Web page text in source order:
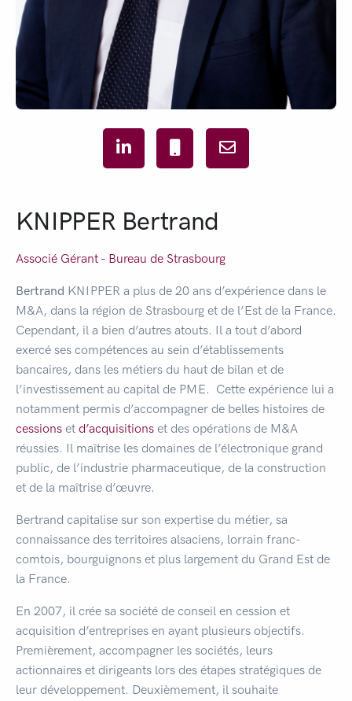
KNIPPER Bertrand
Associé Gérant - Bureau de Strasbourg
Bertrand KNIPPER a plus de 20 ans d’expérience dans le
M&A, dans la région de Strasbourg et de l’Est de la France.
Cependant, il a bien d’autres atouts. Il a tout d’abord
exercé ses compétences au sein d’établissements
bancaires, dans les métiers du haut de bilan et de
l’investissement au capital de PME. Cette expérience lui a
notamment permis d’accompagner de belles histoires de
cessions et d’acquisitions et des opérations de M&A
réussies. Il maîtrise les domaines de l’électronique grand
public, de l’industrie pharmaceutique, de la construction
et de la maîtrise d’œuvre.
Bertrand capitalise sur son expertise du métier, sa
connaissance des territoires alsaciens, lorrain franc-
comtois, bourguignons et plus largement du Grand Est de
la France.
En 2007, il crée sa société de conseil en cession et
acquisition d’entreprises en ayant plusieurs objectifs.
Premièrement, accompagner les sociétés, leurs
actionnaires et dirigeants lors des étapes stratégiques de
leur développement. Deuxièmement, il souhaite